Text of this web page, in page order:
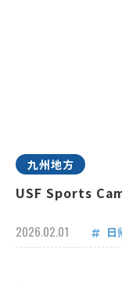
九州地方
USF Sports
2026.02.01 日